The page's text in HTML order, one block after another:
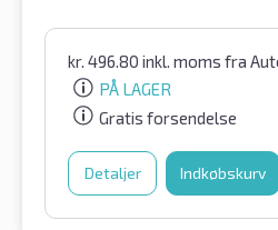
kr. 496.80 inkl. moms fra
PÅ LAGER
Gratis forsendelse
Detaljer Indkøbskurv